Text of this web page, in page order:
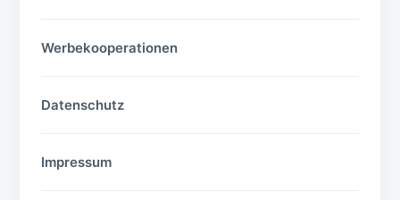
Werbekooperationen
Datenschutz
Impressum